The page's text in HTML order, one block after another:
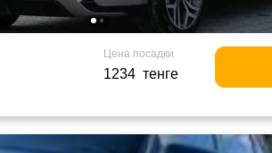
Цена посадки
1234 тенге